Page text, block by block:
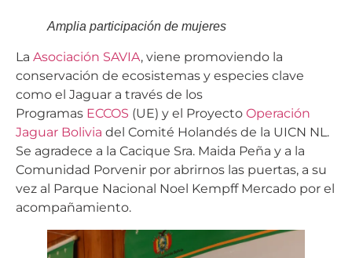
Amplia participación de mujeres
La Asociación SAVIA, viene promoviendo la
conservación de ecosistemas y especies clave
como el Jaguar a través de los
Programas ECCOS (UE) y el Proyecto Operación
Jaguar Bolivia del Comité Holandés de la UICN NL.
Se agradece a la Cacique Sra. Maida Peña y a la
Comunidad Porvenir por abrirnos las puertas, a su
vez al Parque Nacional Noel Kempff Mercado por el
acompañamiento.